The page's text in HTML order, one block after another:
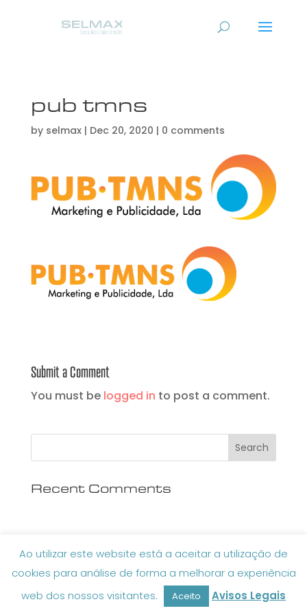
pub tmns
by selmax| Dec 20, 2020 | 0 comments
Submit a Comment
You must be logged in to post a comment.
Recent Comments
Design & Development by Cristina Dias
Ao utilizar este website está a aceitar a utilização de
cookies para análise de forma a melhorar a experiência
web dos nossos visitantes.
Aceito Avisos Legais